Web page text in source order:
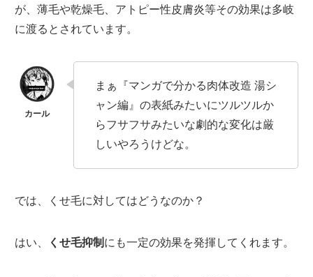
が、薄毛や乾燥毛、アトピー性皮膚炎等その効果は多岐
に渡るとされています。
まぁ『マンガで分かる肉体改造 湯シ
ャン編』の表紙みたいにツルツルか
らフサフサみたいな劇的な変化は厳
しいやろうけどな。
では、くせ毛に対してはどうなのか？
はい、 くせ毛抑制 にも一定の効果を発揮してくれます。